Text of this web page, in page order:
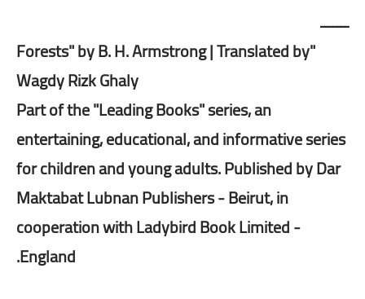
ـــــــ
"Forests" by B. H. Armstrong | Translated by
Wagdy Rizk Ghaly
Part of the "Leading Books" series, an
entertaining, educational, and informative series
for children and young adults. Published by Dar
Maktabat Lubnan Publishers - Beirut, in
cooperation with Ladybird Book Limited -
England.